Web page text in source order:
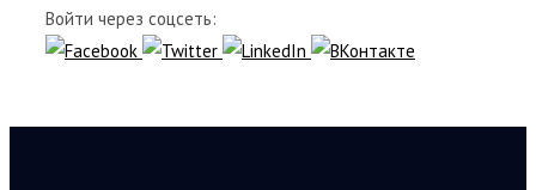
Войти через соцсеть: